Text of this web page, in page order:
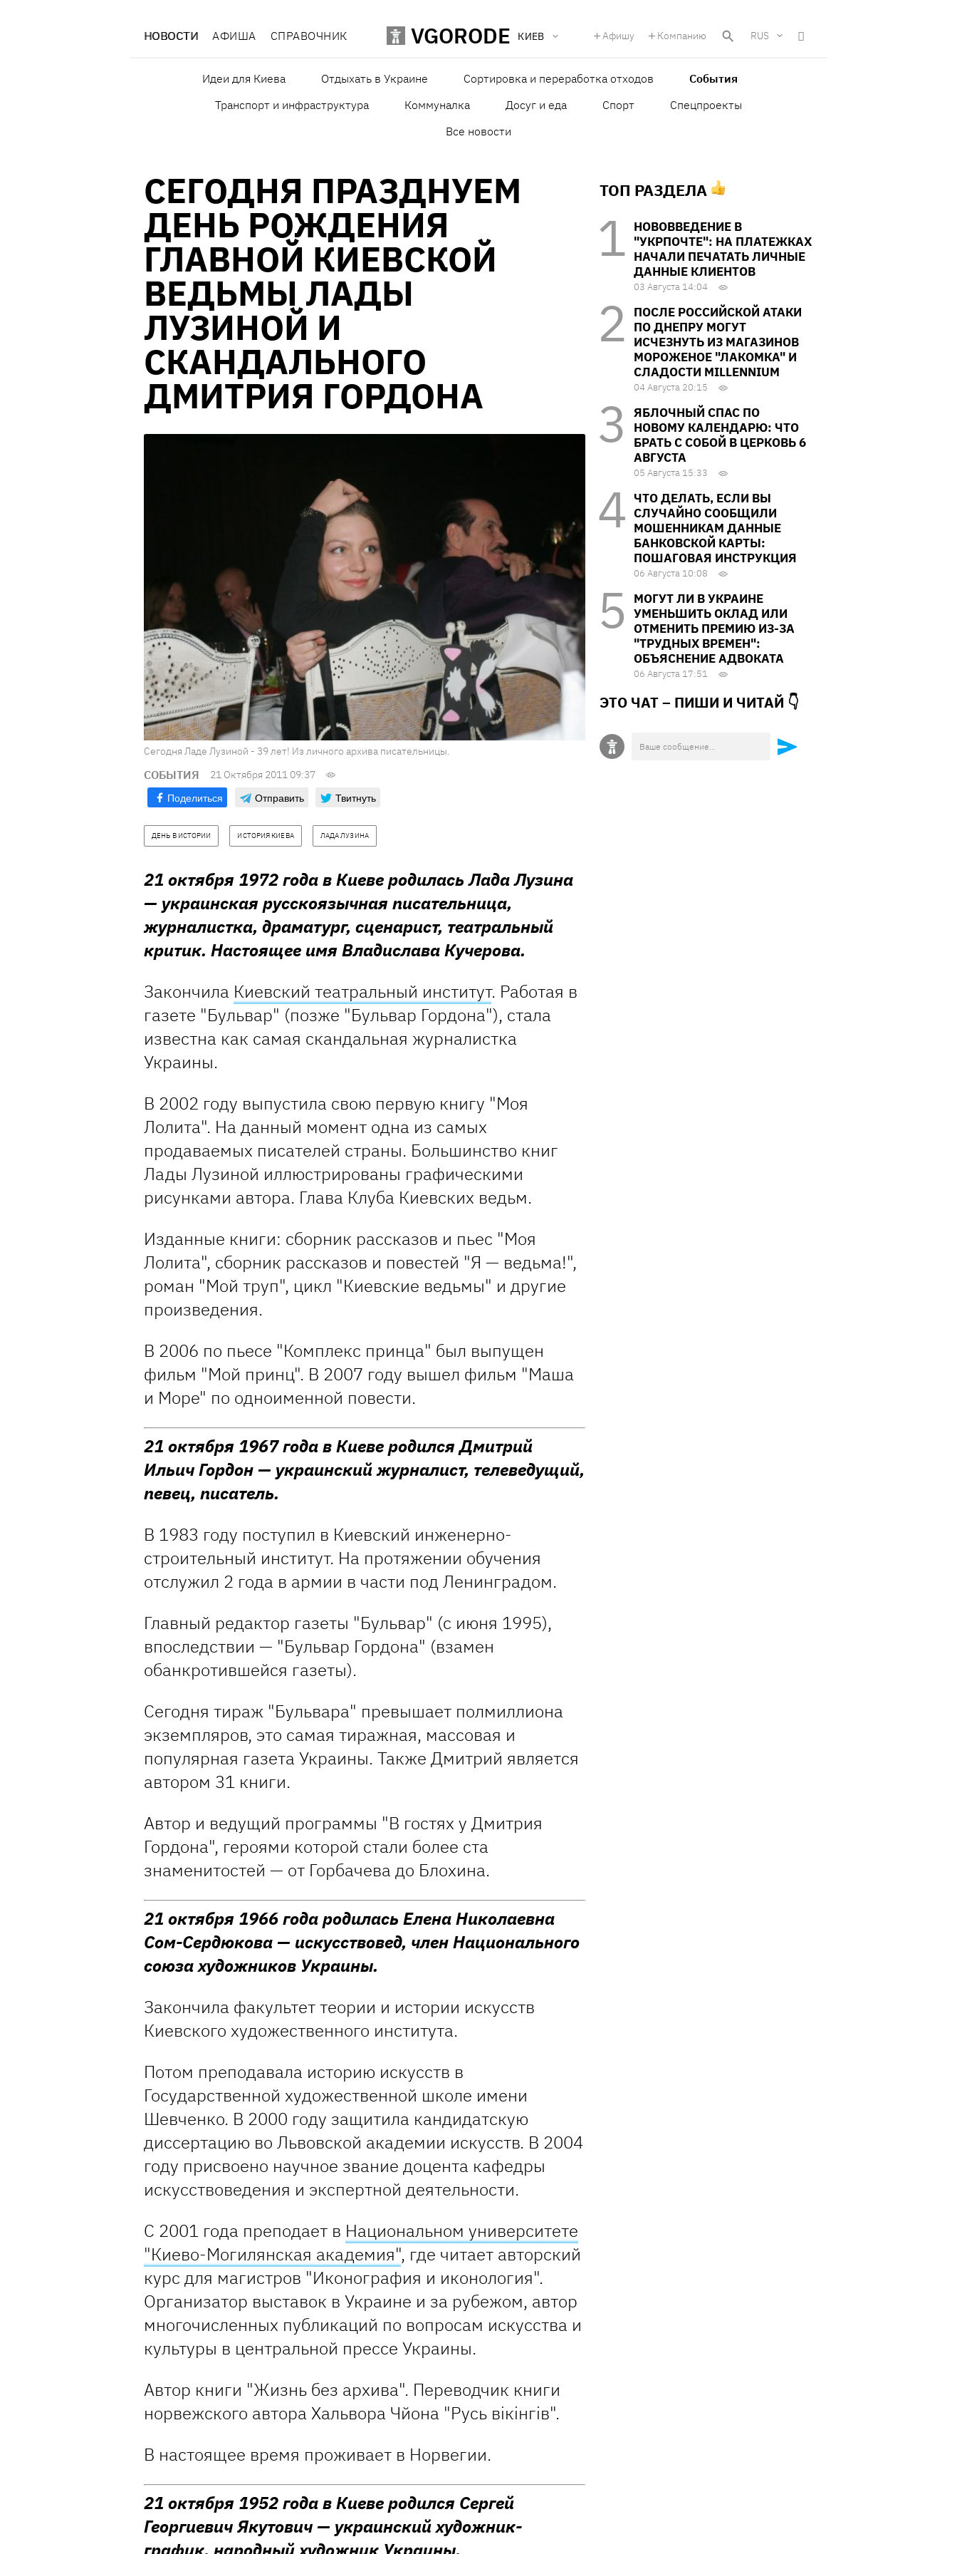
НОВОСТИ АФИША СПРАВОЧНИК VGORODE КИЕВ Афишу Компанию RUS
Идеи для Киева Отдыхать в Украине Сортировка и переработка отходов
События
Транспорт и инфраструктура
Коммуналка Досуг и еда Спорт
Спецпроекты
Все новости
СЕГОДНЯ ПРАЗДНУЕМ
ДЕНЬ РОЖДЕНИЯ
ГЛАВНОЙ КИЕВСКОЙ
ВЕДЬМЫ ЛАДЫ
ЛУЗИНОЙ И
СКАНДАЛЬНОГО
ДМИТРИЯ ГОРДОНА
Сегодня Ладе Лузиной - 39 лет! Из личного архива писательницы.
СОБЫТИЯ 21 Октября 2011 09:37
Поделиться Отправить Твитнуть
ДЕНЬ В ИСТОРИИ ИСТОРИЯ КИЕВА ЛАДА ЛУЗИНА
21 октября 1972 года в Киеве родилась Лада Лузина
— украинская русскоязычная писательница,
журналистка, драматург, сценарист, театральный
критик. Настоящее имя Владислава Кучерова.
Закончила Киевский театральный институт. Работая в
газете "Бульвар" (позже "Бульвар Гордона"), стала
известна как самая скандальная журналистка
Украины.
В 2002 году выпустила свою первую книгу "Моя
Лолита". На данный момент одна из самых
продаваемых писателей страны. Большинство книг
Лады Лузиной иллюстрированы графическими
рисунками автора. Глава Клуба Киевских ведьм.
Изданные книги: сборник рассказов и пьес "Моя
Лолита", сборник рассказов и повестей "Я — ведьма!",
роман "Мой труп", цикл "Киевские ведьмы" и другие
произведения.
В 2006 по пьесе "Комплекс принца" был выпущен
фильм "Мой принц". В 2007 году вышел фильм "Маша
и Море" по одноименной повести.
21 октября 1967 года в Киеве родился Дмитрий
Ильич Гордон — украинский журналист, телеведущий,
певец, писатель.
В 1983 году поступил в Киевский инженерно-
строительный институт. На протяжении обучения
отслужил 2 года в армии в части под Ленинградом.
Главный редактор газеты "Бульвар" (с июня 1995),
впоследствии — "Бульвар Гордона" (взамен
обанкротившейся газеты).
Сегодня тираж "Бульвара" превышает полмиллиона
экземпляров, это самая тиражная, массовая и
популярная газета Украины. Также Дмитрий является
автором 31 книги.
Автор и ведущий программы "В гостях у Дмитрия
Гордона", героями которой стали более ста
знаменитостей — от Горбачева до Блохина.
21 октября 1966 года родилась Елена Николаевна
Сом-Сердюкова — искусствовед, член Национального
союза художников Украины.
Закончила факультет теории и истории искусств
Киевского художественного института.
Потом преподавала историю искусств в
Государственной художественной школе имени
Шевченко. В 2000 году защитила кандидатскую
диссертацию во Львовской академии искусств. В 2004
году присвоено научное звание доцента кафедры
искусствоведения и экспертной деятельности.
С 2001 года преподает в Национальном университете
"Киево-Могилянская академия", где читает авторский
курс для магистров "Иконография и иконология".
Организатор выставок в Украине и за рубежом, автор
многочисленных публикаций по вопросам искусства и
культуры в центральной прессе Украины.
Автор книги "Жизнь без архива". Переводчик книги
норвежского автора Хальвора Чйона "Русь вікінгів".
В настоящее время проживает в Норвегии.
21 октября 1952 года в Киеве родился Сергей
Георгиевич Якутович — украинский художник-
ТОП РАЗДЕЛА
НОВОВВЕДЕНИЕ В
"УКРПОЧТЕ": НА ПЛАТЕЖКАХ
НАЧАЛИ ПЕЧАТАТЬ ЛИЧНЫЕ
ДАННЫЕ КЛИЕНТОВ
03 Августа 14:04
ПОСЛЕ РОССИЙСКОЙ АТАКИ
ПО ДНЕПРУ МОГУТ
ИСЧЕЗНУТЬ ИЗ МАГАЗИНОВ
МОРОЖЕНОЕ "ЛАКОМКА" И
СЛАДОСТИ MILLENNIUM
04 Августа 20:15
ЯБЛОЧНЫЙ СПАС ПО
НОВОМУ КАЛЕНДАРЮ: ЧТО
БРАТЬ С СОБОЙ В ЦЕРКОВЬ 6
АВГУСТА
05 Августа 15:33
ЧТО ДЕЛАТЬ, ЕСЛИ ВЫ
СЛУЧАЙНО СООБЩИЛИ
МОШЕННИКАМ ДАННЫЕ
БАНКОВСКОЙ КАРТЫ:
ПОШАГОВАЯ ИНСТРУКЦИЯ
06 Августа 10:08
МОГУТ ЛИ В УКРАИНЕ
УМЕНЬШИТЬ ОКЛАД ИЛИ
ОТМЕНИТЬ ПРЕМИЮ ИЗ-ЗА
"ТРУДНЫХ ВРЕМЕН":
ОБЪЯСНЕНИЕ АДВОКАТА
06 Августа 17:51
ЭТО ЧАТ – ПИШИ И ЧИТАЙ 👇